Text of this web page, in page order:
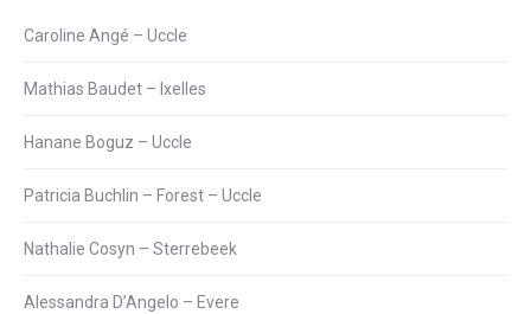
Caroline Angé – Uccle
Mathias Baudet – Ixelles
Hanane Boguz – Uccle
Patricia Buchlin – Forest – Uccle
Nathalie Cosyn – Sterrebeek
Alessandra D’Angelo – Evere